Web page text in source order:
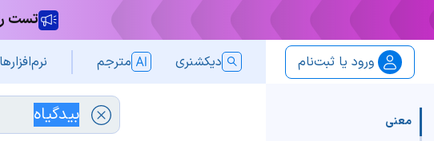
تست
ورود یا ثبت‌نام دیکشنری مترجم نرم‌افزار‌ها
معنی